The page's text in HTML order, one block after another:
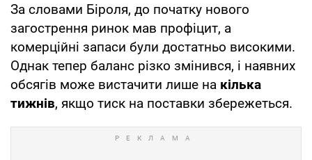
За словами Біроля, до початку нового
загострення ринок мав профіцит, а
комерційні запаси були достатньо високими.
Однак тепер баланс різко змінився, і наявних
обсягів може вистачити лише на кілька
тижнів, якщо тиск на поставки збережеться.